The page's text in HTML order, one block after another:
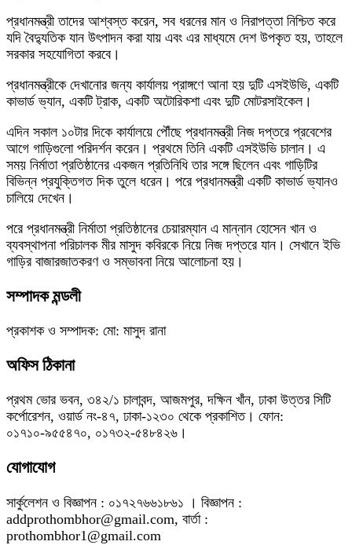
প্রধানমন্ত্রী তাদের আশ্বস্ত করেন, সব ধরনের মান ও নিরাপত্তা নিশ্চিত করে
যদি বৈদ্যুতিক যান উৎপাদন করা যায় এবং এর মাধ্যমে দেশ উপকৃত হয়, তাহলে
সরকার সহযোগিতা করবে।
প্রধানমন্ত্রীকে দেখানোর জন্য কার্যালয় প্রাঙ্গণে আনা হয় দুটি এসইউভি, একটি
কাভার্ড ভ্যান, একটি ট্রাক, একটি অটোরিকশা এবং দুটি মোটরসাইকেল।
এদিন সকাল ১০টার দিকে কার্যালয়ে পৌঁছে প্রধানমন্ত্রী নিজ দপ্তরে প্রবেশের
আগে গাড়িগুলো পরিদর্শন করেন। প্রথমে তিনি একটি এসইউভি চালান। এ
সময় নির্মাতা প্রতিষ্ঠানের একজন প্রতিনিধি তার সঙ্গে ছিলেন এবং গাড়িটির
বিভিন্ন প্রযুক্তিগত দিক তুলে ধরেন। পরে প্রধানমন্ত্রী একটি কাভার্ড ভ্যানও
চালিয়ে দেখেন।
পরে প্রধানমন্ত্রী নির্মাতা প্রতিষ্ঠানের চেয়ারম্যান এ মান্নান হোসেন খান ও
ব্যবস্থাপনা পরিচালক মীর মাসুদ কবিরকে নিয়ে নিজ দপ্তরে যান। সেখানে ইভি
গাড়ির বাজারজাতকরণ ও সম্ভাবনা নিয়ে আলোচনা হয়।
সম্পাদক মন্ডলী
প্রকাশক ও সম্পাদক: মো: মাসুদ রানা
অফিস ঠিকানা
প্রথম ভোর ভবন, ৩৪২/১ চালাবন্দ, আজমপুর, দক্ষিন খাঁন, ঢাকা উত্তর সিটি
কর্পোরেশন, ওয়ার্ড নং-৪৭, ঢাকা-১২৩০ থেকে প্রকাশিত। ফোন:
০১৭১০-৯৫৫৪৭০, ০১৭৩২-৫৪৮৪২৬।
যোগাযোগ
সার্কুলেশন ও বিজ্ঞাপন : ০১৭২৭৬৬১৮৬১ । বিজ্ঞাপন :
addprothombhor@gmail.com, বার্তা :
prothombhor1@gmail.com